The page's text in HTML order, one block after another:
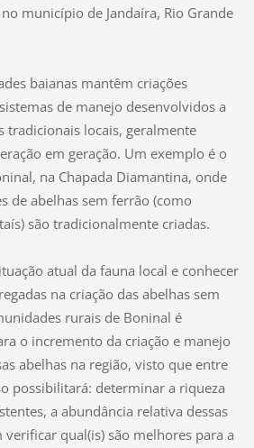
município de Jandaíra, Rio Grande
baianas mantêm criações
de manejo desenvolvidos a
tradicionais locais, geralmente
em geração. Um exemplo é o
na Chapada Diamantina, onde
de abelhas sem ferrão (como
são tradicionalmente criadas.
atual da fauna local e conhecer
na criação das abelhas sem
rurais de Boninal é
o incremento da criação e manejo
abelhas na região, visto que entre
possibilitará: determinar a riqueza
a abundância relativa dessas
verificar qual(is) são melhores para a